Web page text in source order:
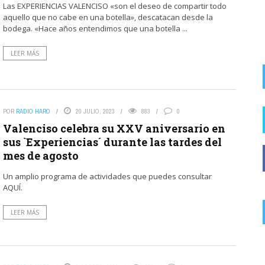
Las EXPERIENCIAS VALENCISO «son el deseo de compartir todo
aquello que no cabe en una botella», descatacan desde la
bodega. «Hace años entendimos que una botella ...
LEER MÁS
POR RADIO HARO 20 JULIO, 2023 883 0
Valenciso celebra su XXV aniversario en
sus `Experiencias´ durante las tardes del
mes de agosto
Un amplio programa de actividades que puedes consultar
AQUÍ.
LEER MÁS
memoria y de rigor sobre ...